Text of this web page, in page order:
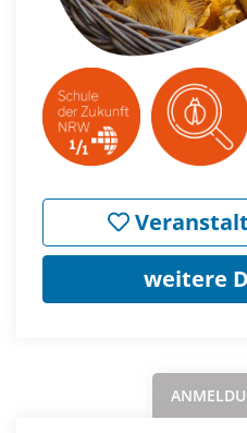
weitere